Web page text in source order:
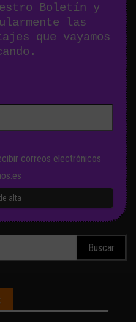
Boletín y
las
que vayamos
correos electrónicos